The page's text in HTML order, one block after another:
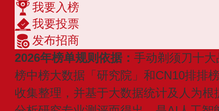
我要入榜
我要投票
发布招商
2026年榜单规则依据： 手动剃须刀十
榜中榜大数据「研究院」和CN10排排
收集整理，并基于大数据统计及人为